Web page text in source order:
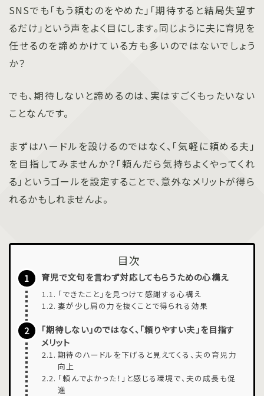
SNSでも「もう頼むのをやめた」「期待すると結局失望す
るだけ」という声をよく目にします。同じように夫に育児を
任せるのを諦めかけている方も多いのではないでしょう
か？
でも、期待しないと諦めるのは、実はすごくもったいない
ことなんです。
まずはハードルを設けるのではなく、「気軽に頼める夫」
を目指してみませんか？「頼んだら気持ちよくやってくれ
る」というゴールを設定することで、意外なメリットが得ら
れるかもしれませんよ。
目次
育児で文句を言わず対応してもらうための心構え
「できたこと」を見つけて感謝する心構え
妻が少し肩の力を抜くことで得られる効果
「期待しない」のではなく、「頼りやすい夫」を目指す
メリット
期待のハードルを下げると見えてくる、夫の育児力
向上
「頼んでよかった！」と感じる環境で、夫の成長も促
進